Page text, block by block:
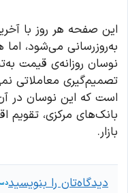
این صفحه هر روز با
به‌روزرسانی می‌شود،
نوسان روزانه‌ی قیمت
تصمیم‌گیری معاملاتی
است که این نوسان
بانک‌های مرکزی، تقویم
بازار.
دیدگاه‌تان را بنویسید